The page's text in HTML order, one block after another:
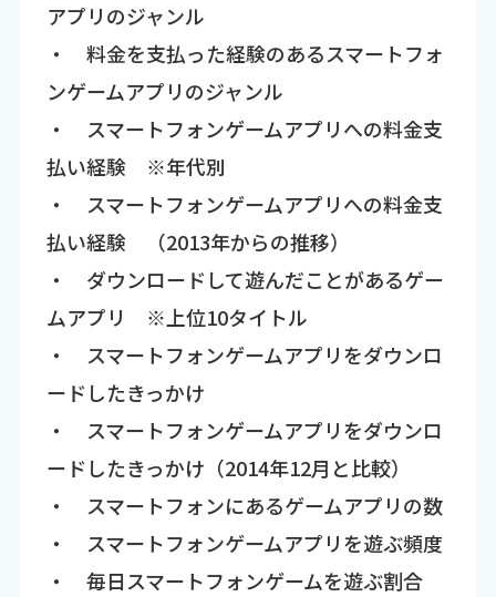
アプリのジャンル
・ 料金を支払った経験のあるスマートフォ
ンゲームアプリのジャンル
・ スマートフォンゲームアプリへの料金支
払い経験 ※年代別
・ スマートフォンゲームアプリへの料金支
払い経験 （2013年からの推移）
・ ダウンロードして遊んだことがあるゲー
ムアプリ ※上位10タイトル
・ スマートフォンゲームアプリをダウンロ
ードしたきっかけ
・ スマートフォンゲームアプリをダウンロ
ードしたきっかけ（2014年12月と比較）
・ スマートフォンにあるゲームアプリの数
・ スマートフォンゲームアプリを遊ぶ頻度
・ 毎日スマートフォンゲームを遊ぶ割合